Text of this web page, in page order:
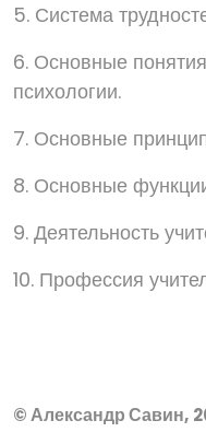
5. Система
6. Основные
психологии.
7. Основные
8. Основные
9. Деятельность
10. Профессия
© Александр Савин,